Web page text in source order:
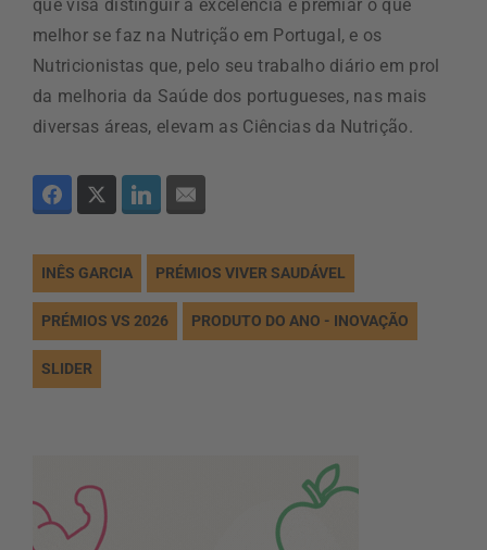
que visa distinguir a excelência e premiar o que
melhor se faz na Nutrição em Portugal, e os
Nutricionistas que, pelo seu trabalho diário em prol
da melhoria da Saúde dos portugueses, nas mais
diversas áreas, elevam as Ciências da Nutrição.
INÊS GARCIA PRÉMIOS VIVER SAUDÁVEL
PRÉMIOS VS 2026 PRODUTO DO ANO - INOVAÇÃO
SLIDER